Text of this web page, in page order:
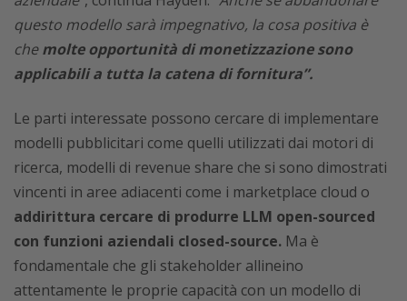
questo modello sarà impegnativo, la cosa positiva è
chemolte opportunità di monetizzazione sono
applicabili a tutta la catena di fornitura”.
Le parti interessate possono cercare di implementare
modelli pubblicitari come quelli utilizzati dai motori di
ricerca, modelli di revenue share che si sono dimostrati
vincenti in aree adiacenti come i marketplace cloud o
addirittura cercare di produrre LLM open-sourced
con funzioni aziendali closed-source. Ma è
fondamentale che gli stakeholder allineino
attentamente le proprie capacità con un modello di